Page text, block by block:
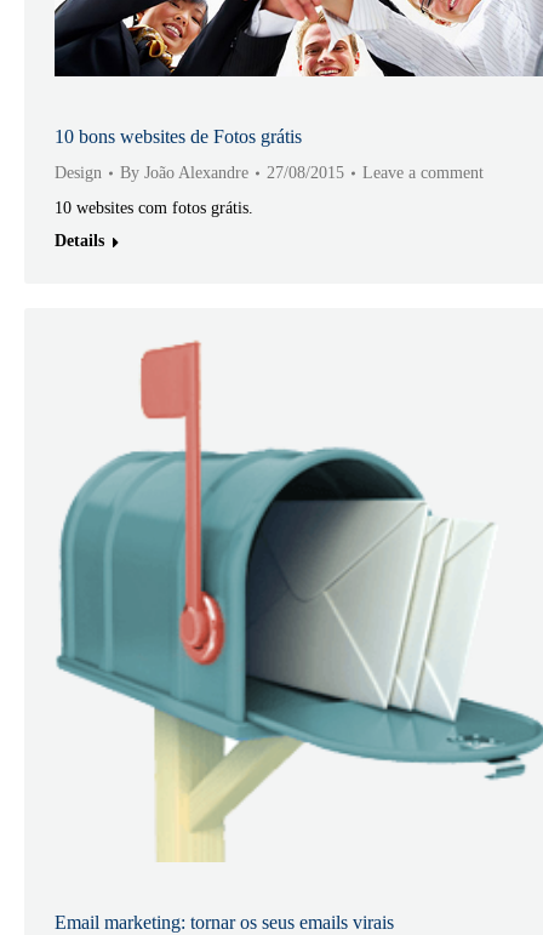
10 bons websites de Fotos grátis
Design By João Alexandre 27/08/2015
Leave a comment
10 websites com fotos grátis.
Details
Email marketing: tornar os seus emails virais